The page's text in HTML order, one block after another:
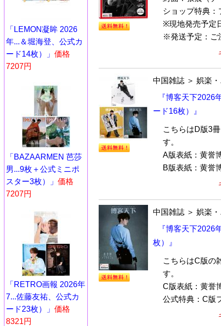
「LEMON凝眸 2026
年...＆堀海登、公式カ
ード14枚）」 価格
7207円
「BAZAARMEN 芭莎
男...9枚＋公式ミニポ
スター3枚）」 価格
7207円
「RETRO画報 2026年
7...佐藤友祐、公式カ
ード23枚）」 価格
8321円
ショップ特典：
※現地発売予定
※発送予定：ご
中国雑誌 ＞ 娯楽
『博客天下2026
ード16枚）』
こちらはD版3
す。
A版表紙：黄誉
B版表紙：黄誉
中国雑誌 ＞ 娯楽
『博客天下2026
枚）』
こちらはC版の
す。
C版表紙：黄誉
公式特典：C版